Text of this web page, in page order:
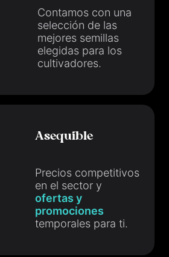
Contamos con una
selección de las
mejores semillas
elegidas para los
cultivadores.
Asequible
Precios competitivos
en el sector y
ofertas y
promociones
temporales para ti.